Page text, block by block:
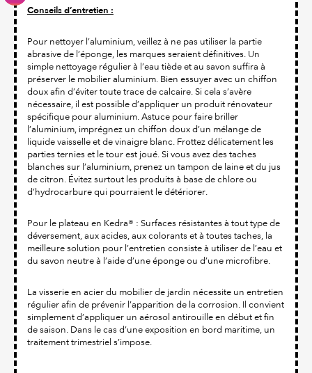
Conseils d’entretien :
Pour nettoyer l’aluminium, veillez à ne pas utiliser la partie
abrasive de l’éponge, les marques seraient définitives. Un
simple nettoyage régulier à l’eau tiède et au savon suffira à
préserver le mobilier aluminium. Bien essuyer avec un chiffon
doux afin d’éviter toute trace de calcaire. Si cela s’avère
nécessaire, il est possible d’appliquer un produit rénovateur
spécifique pour aluminium. Astuce pour faire briller
l’aluminium, imprégnez un chiffon doux d’un mélange de
liquide vaisselle et de vinaigre blanc. Frottez délicatement les
parties ternies et le tour est joué. Si vous avez des taches
blanches sur l’aluminium, prenez un tampon de laine et du jus
de citron. Évitez surtout les produits à base de chlore ou
d’hydrocarbure qui pourraient le détériorer.
Pour le plateau en Kedra® : Surfaces résistantes à tout type de
déversement, aux acides, aux colorants et à toutes taches, la
meilleure solution pour l’entretien consiste à utiliser de l’eau et
du savon neutre à l’aide d’une éponge ou d’une microfibre.
La visserie en acier du mobilier de jardin nécessite un entretien
régulier afin de prévenir l’apparition de la corrosion. Il convient
simplement d’appliquer un aérosol antirouille en début et fin
de saison. Dans le cas d’une exposition en bord maritime, un
traitement trimestriel s’impose.